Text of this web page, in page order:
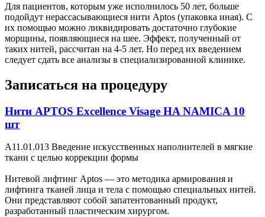
Для пациентов, которым уже исполнилось 50 лет, больше
подойдут нерассасывающиеся нити Aptos (упаковка иная). С
их помощью можно ликвидировать достаточно глубокие
морщины, появляющиеся на шее. Эффект, полученный от
таких нитей, рассчитан на 4-5 лет. Но перед их введением
следует сдать все анализы в специализированной клинике.
Записаться на процедуру
Нити APTOS Excellence Visage HA NAMICA 10
шт
A11.01.013 Введение искусственных наполнителей в мягкие
ткани с целью коррекции формы
Нитевой лифтинг Aptos — это методика армирования и
лифтинга тканей лица и тела с помощью специальных нитей.
Они представляют собой запатентованный продукт,
разработанный пластическим хирургом.